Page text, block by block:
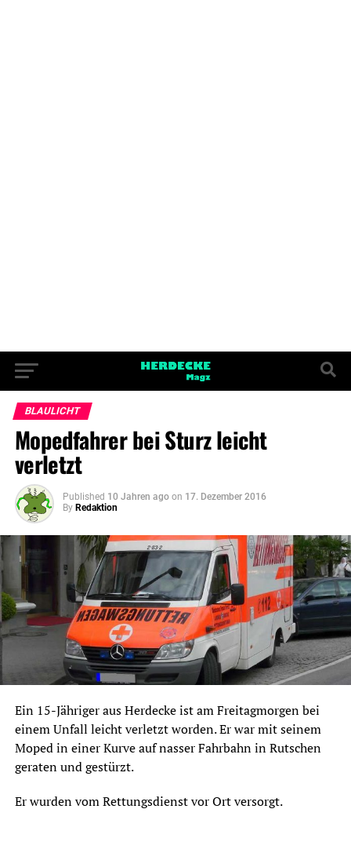
BLAULICHT
Mopedfahrer bei Sturz leicht
verletzt
Published 10 Jahren ago on 17. Dezember 2016
By Redaktion
Ein 15-Jähriger aus Herdecke ist am Freitagmorgen bei
einem Unfall leicht verletzt worden. Er war mit seinem
Moped in einer Kurve auf nasser Fahrbahn in Rutschen
geraten und gestürzt.
Er wurden vom Rettungsdienst vor Ort versorgt.